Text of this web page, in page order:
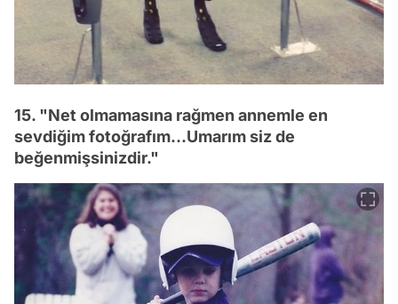
15. "Net olmamasına rağmen annemle en
sevdiğim fotoğrafım...Umarım siz de
beğenmişsinizdir."